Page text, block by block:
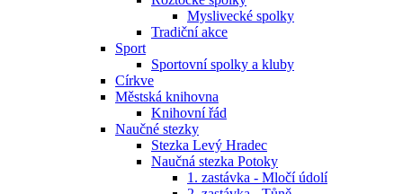
Myslivecké spolky
Tradiční akce
Sport
Sportovní spolky a kluby
Církve
Městská knihovna
Knihovní řád
Naučné stezky
Stezka Levý Hradec
Naučná stezka Potoky
1. zastávka - Mločí údolí